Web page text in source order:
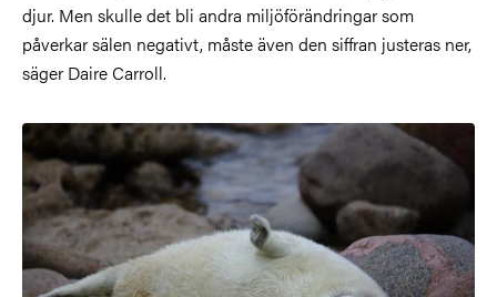
djur. Men skulle det bli andra miljöförändringar som
påverkar sälen negativt, måste även den siffran justeras ner,
säger Daire Carroll.
Bild